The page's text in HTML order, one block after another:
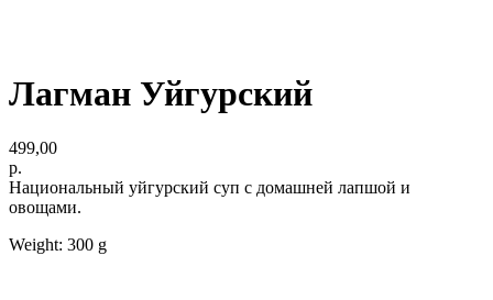
Лагман Уйгурский
499,00
р.
Национальный уйгурский суп с домашней лапшой и
овощами.
Weight: 300 g